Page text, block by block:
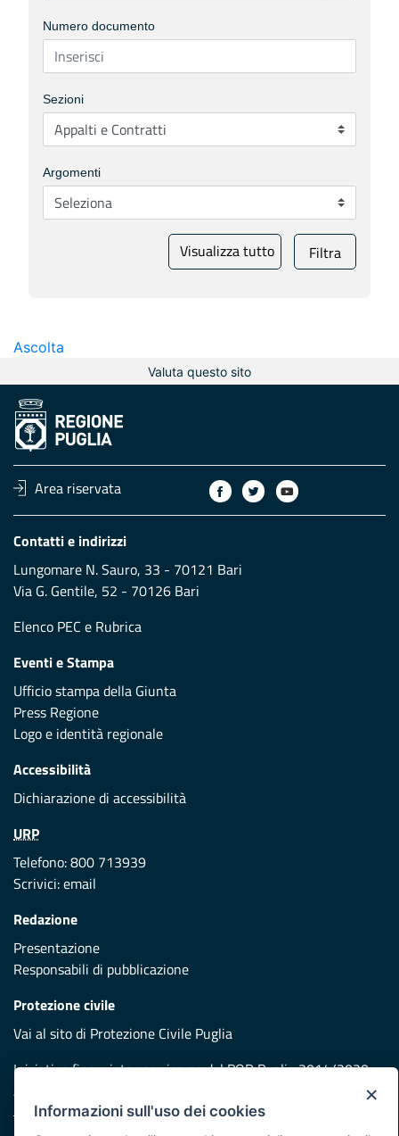
Numero documento
Sezioni
Argomenti
Visualizza tutto Filtra
Ascolta
Valuta questo sito
Area riservata
Contatti e indirizzi
Lungomare N. Sauro, 33 - 70121 Bari
Via G. Gentile, 52 - 70126 Bari
Elenco PEC e Rubrica
Eventi e Stampa
Ufficio stampa della Giunta
Press Regione
Logo e identità regionale
Accessibilità
Dichiarazione di accessibilità
URP
Telefono: 800 713939
Scrivici:email
Redazione
Presentazione
Responsabili di pubblicazione
Protezione civile
Vai al sito di Protezione Civile Puglia
Iniziativa finanziata con risorse del POR Puglia 2014/2020 -
Asse XI
×
Informazioni sull'uso dei cookies